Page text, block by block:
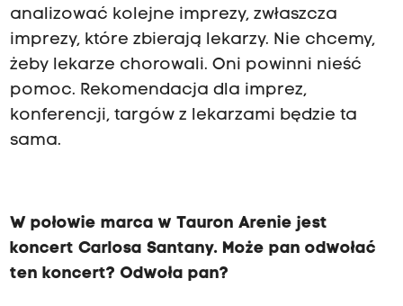
analizować kolejne imprezy, zwłaszcza
imprezy, które zbierają lekarzy. Nie chcemy,
żeby lekarze chorowali. Oni powinni nieść
pomoc. Rekomendacja dla imprez,
konferencji, targów z lekarzami będzie ta
sama.
W połowie marca w Tauron Arenie jest
koncert Carlosa Santany. Może pan odwołać
ten koncert? Odwoła pan?